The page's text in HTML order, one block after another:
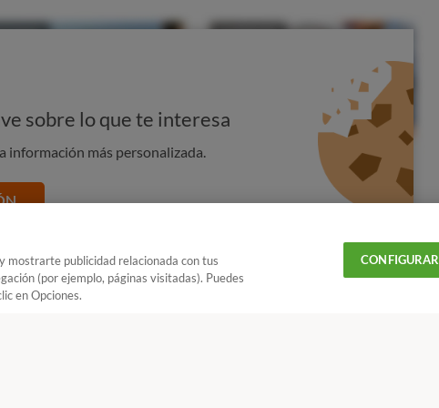
sobre lo que te interesa
información más personalizada.
en tus fuentes favoritas de Google
mostrarte publicidad relacionada con tus
(por ejemplo, páginas visitadas). Puedes
en Opciones.
CONFIGURAR